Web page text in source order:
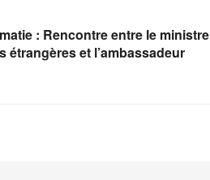
: Rencontre entre le ministre
étrangères et l’ambassadeur